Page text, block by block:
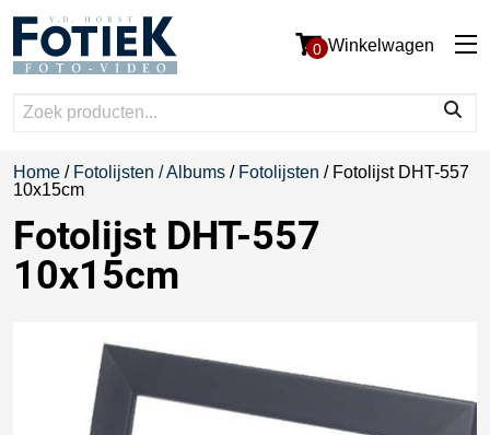
0 Winkelwagen
Home / Fotolijsten / Albums / Fotolijsten / Fotolijst DHT-557
10x15cm
Fotolijst DHT-557
10x15cm